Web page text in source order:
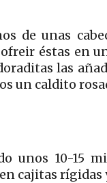
de unas
éstas en
las
un caldito
unos 10-15
cajitas rígidas